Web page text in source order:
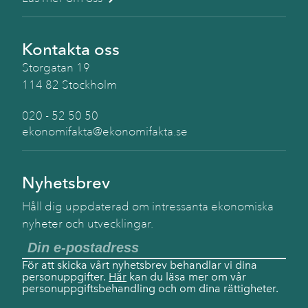
Kontakta oss
Storgatan 19
114 82 Stockholm
020 - 52 50 50
ekonomifakta@ekonomifakta.se
Nyhetsbrev
Håll dig uppdaterad om intressanta ekonomiska
nyheter och utvecklingar.
För att skicka vårt nyhetsbrev behandlar vi dina
personuppgifter. Här kan du läsa mer om vår
personuppgiftsbehandling och om dina rättigheter.